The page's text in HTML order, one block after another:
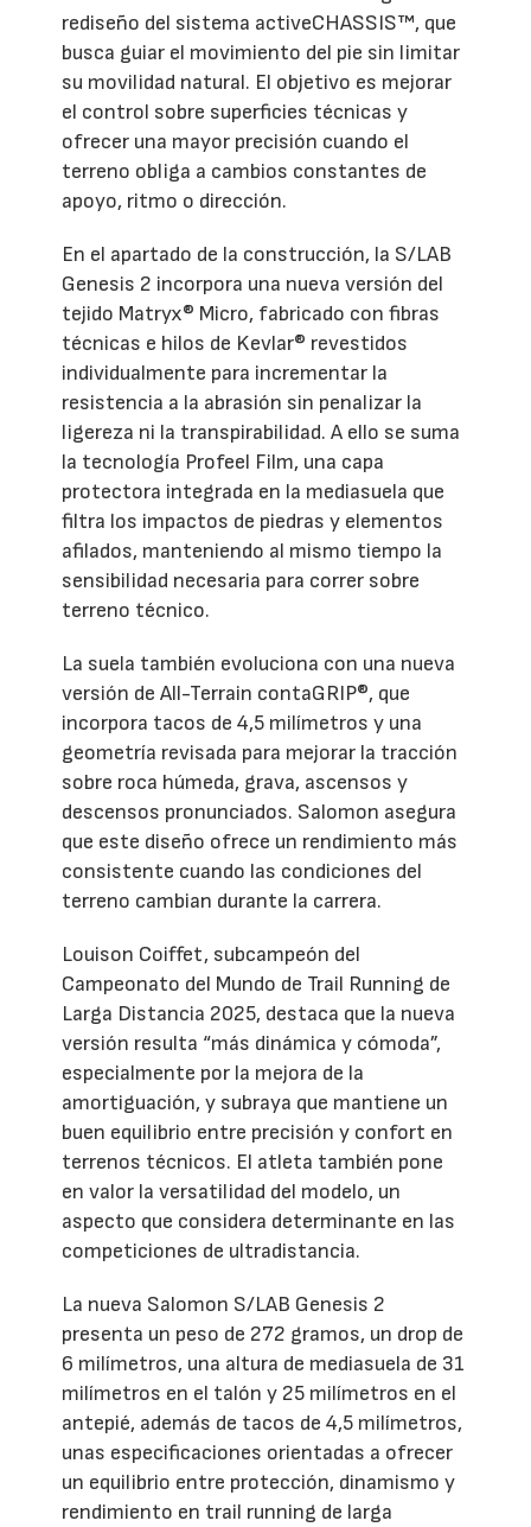
rediseño del sistema activeCHASSIS™, que
busca guiar el movimiento del pie sin limitar
su movilidad natural. El objetivo es mejorar
el control sobre superficies técnicas y
ofrecer una mayor precisión cuando el
terreno obliga a cambios constantes de
apoyo, ritmo o dirección.
En el apartado de la construcción, la S/LAB
Genesis 2 incorpora una nueva versión del
tejido Matryx® Micro, fabricado con fibras
técnicas e hilos de Kevlar® revestidos
individualmente para incrementar la
resistencia a la abrasión sin penalizar la
ligereza ni la transpirabilidad. A ello se suma
la tecnología Profeel Film, una capa
protectora integrada en la mediasuela que
filtra los impactos de piedras y elementos
afilados, manteniendo al mismo tiempo la
sensibilidad necesaria para correr sobre
terreno técnico.
La suela también evoluciona con una nueva
versión de All-Terrain contaGRIP®, que
incorpora tacos de 4,5 milímetros y una
geometría revisada para mejorar la tracción
sobre roca húmeda, grava, ascensos y
descensos pronunciados. Salomon asegura
que este diseño ofrece un rendimiento más
consistente cuando las condiciones del
terreno cambian durante la carrera.
Louison Coiffet, subcampeón del
Campeonato del Mundo de Trail Running de
Larga Distancia 2025, destaca que la nueva
versión resulta “más dinámica y cómoda”,
especialmente por la mejora de la
amortiguación, y subraya que mantiene un
buen equilibrio entre precisión y confort en
terrenos técnicos. El atleta también pone
en valor la versatilidad del modelo, un
aspecto que considera determinante en las
competiciones de ultradistancia.
La nueva Salomon S/LAB Genesis 2
presenta un peso de 272 gramos, un drop de
6 milímetros, una altura de mediasuela de 31
milímetros en el talón y 25 milímetros en el
antepié, además de tacos de 4,5 milímetros,
unas especificaciones orientadas a ofrecer
un equilibrio entre protección, dinamismo y
rendimiento en trail running de larga